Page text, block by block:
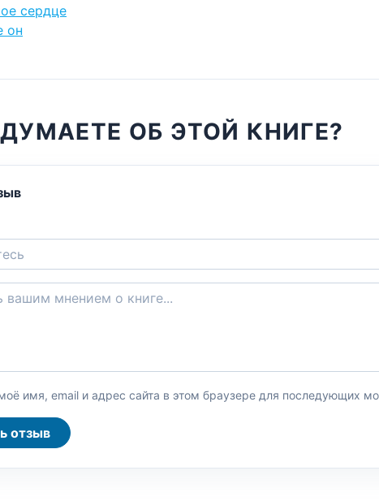
сердце
он
ОБ ЭТОЙ КНИГЕ?
имя, email и адрес сайта в этом браузере для последующих
Отправить отзыв